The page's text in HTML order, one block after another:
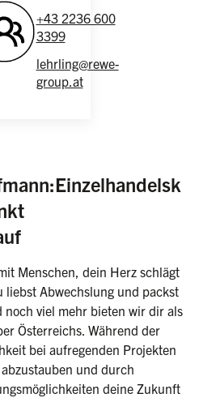
+43 2236 600
3399
lehrling@rewe-
group.at
(weiblich/männlich/
Menschen, dein Herz schlägt
Abwechslung und packst
noch viel mehr bieten wir dir als
Österreichs. Während der
bei aufregenden Projekten
und durch
deine Zukunft